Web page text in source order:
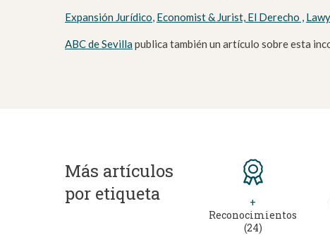
Expansión Jurídico, Economist & Jurist, El Derecho ,
ABC de Sevillapublica también un artículo sobre esta
Más artículos
por etiqueta
+
Reconocimientos
(24)